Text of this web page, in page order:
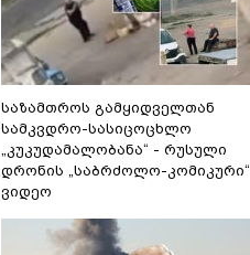
საზამთროს გამყიდველთან
სამკვდრო-სასიცოცხლო
„კუკუდამალობანა“ - რუსული
დრონის „საბრძოლო-კომიკური“
ვიდეო